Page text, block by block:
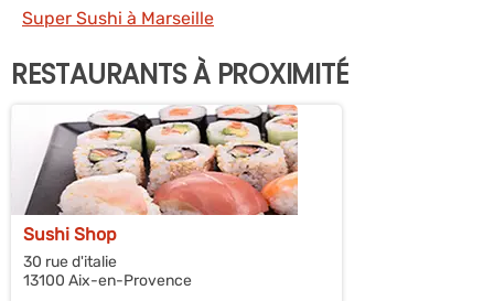
Super Sushi à Marseille
RESTAURANTS À PROXIMITÉ
Sushi Shop
30 rue d'italie
13100 Aix-en-Provence